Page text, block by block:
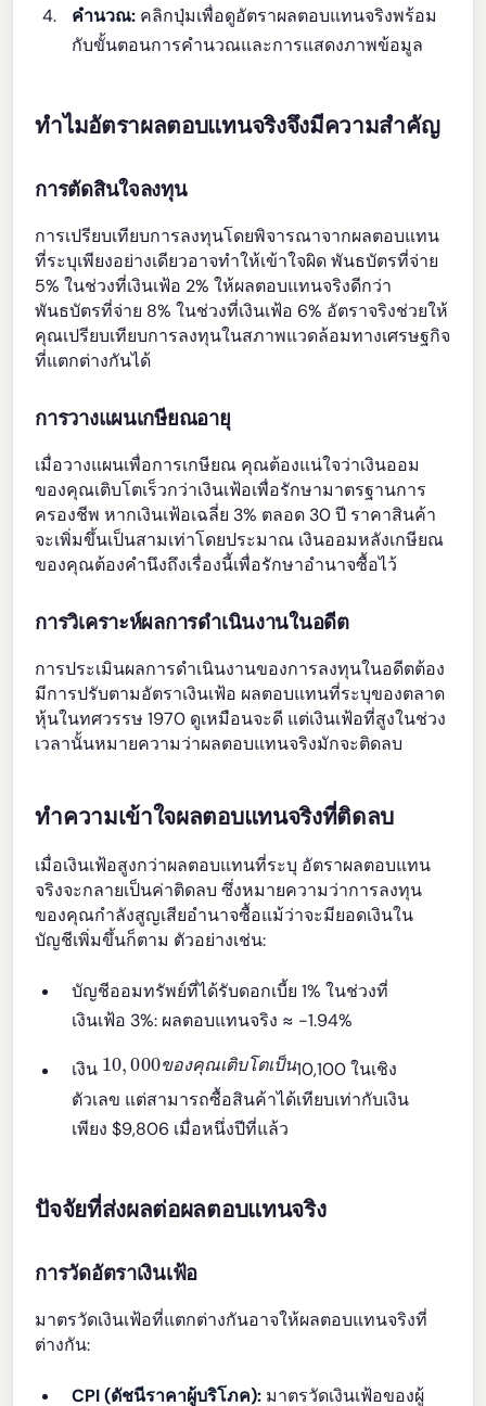
คำนวณ: คลิกปุ่มเพื่อดูอัตราผลตอบแทนจริงพร้อม
กับขั้นตอนการคำนวณและการแสดงภาพข้อมูล
ทำไมอัตราผลตอบแทนจริงจึงมีความสำคัญ
การตัดสินใจลงทุน
การเปรียบเทียบการลงทุนโดยพิจารณาจากผลตอบแทน
ที่ระบุเพียงอย่างเดียวอาจทำให้เข้าใจผิด พันธบัตรที่จ่าย
5% ในช่วงที่เงินเฟ้อ 2% ให้ผลตอบแทนจริงดีกว่า
พันธบัตรที่จ่าย 8% ในช่วงที่เงินเฟ้อ 6% อัตราจริงช่วยให้
คุณเปรียบเทียบการลงทุนในสภาพแวดล้อมทางเศรษฐกิจ
ที่แตกต่างกันได้
การวางแผนเกษียณอายุ
เมื่อวางแผนเพื่อการเกษียณ คุณต้องแน่ใจว่าเงินออม
ของคุณเติบโตเร็วกว่าเงินเฟ้อเพื่อรักษามาตรฐานการ
ครองชีพ หากเงินเฟ้อเฉลี่ย 3% ตลอด 30 ปี ราคาสินค้า
จะเพิ่มขึ้นเป็นสามเท่าโดยประมาณ เงินออมหลังเกษียณ
ของคุณต้องคำนึงถึงเรื่องนี้เพื่อรักษาอำนาจซื้อไว้
การวิเคราะห์ผลการดำเนินงานในอดีต
การประเมินผลการดำเนินงานของการลงทุนในอดีตต้อง
มีการปรับตามอัตราเงินเฟ้อ ผลตอบแทนที่ระบุของตลาด
หุ้นในทศวรรษ 1970 ดูเหมือนจะดี แต่เงินเฟ้อที่สูงในช่วง
เวลานั้นหมายความว่าผลตอบแทนจริงมักจะติดลบ
ทำความเข้าใจผลตอบแทนจริงที่ติดลบ
เมื่อเงินเฟ้อสูงกว่าผลตอบแทนที่ระบุ อัตราผลตอบแทน
จริงจะกลายเป็นค่าติดลบ ซึ่งหมายความว่าการลงทุน
ของคุณกำลังสูญเสียอำนาจซื้อแม้ว่าจะมียอดเงินใน
บัญชีเพิ่มขึ้นก็ตาม ตัวอย่างเช่น:
บัญชีออมทรัพย์ที่ได้รับดอกเบี้ย 1% ในช่วงที่
เงินเฟ้อ 3%: ผลตอบแทนจริง ≈ -1.94%
เงิน ข อ ง ค ณเตบโ ตเปน
10, 000ขอ งคณเตบโต
เป น
10,100 ในเชิง
ตัวเลข แต่สามารถซื้อสินค้าได้เทียบเท่ากับเงิน
เพียง $9,806 เมื่อหนึ่งปีที่แล้ว
ปัจจัยที่ส่งผลต่อผลตอบแทนจริง
การวัดอัตราเงินเฟ้อ
มาตรวัดเงินเฟ้อที่แตกต่างกันอาจให้ผลตอบแทนจริงที่
ต่างกัน:
CPI (ดัชนีราคาผู้บริโภค): มาตรวัดเงินเฟ้อของผู้